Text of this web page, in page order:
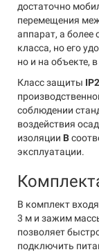
достаточно
перемещения
аппарат, а
класса, но его
но и на объекте,
Класс защиты
соблюдении
воздействия
изоляции B
эксплуатации.
В комплект
3 м и зажим
позволяет
подключить